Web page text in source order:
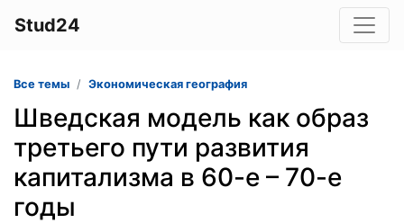
Stud24
Все темы Экономическая география
Шведская модель как образ
третьего пути развития
капитализма в 60-е – 70-е
годы